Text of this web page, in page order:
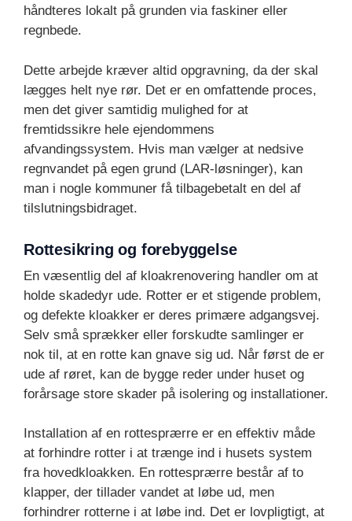
håndteres lokalt på grunden via faskiner eller
regnbede.
Dette arbejde kræver altid opgravning, da der skal
lægges helt nye rør. Det er en omfattende proces,
men det giver samtidig mulighed for at
fremtidssikre hele ejendommens
afvandingssystem. Hvis man vælger at nedsive
regnvandet på egen grund (LAR-løsninger), kan
man i nogle kommuner få tilbagebetalt en del af
tilslutningsbidraget.
Rottesikring og forebyggelse
En væsentlig del af kloakrenovering handler om at
holde skadedyr ude. Rotter er et stigende problem,
og defekte kloakker er deres primære adgangsvej.
Selv små sprækker eller forskudte samlinger er
nok til, at en rotte kan gnave sig ud. Når først de er
ude af røret, kan de bygge reder under huset og
forårsage store skader på isolering og installationer.
Installation af en rottesprærre er en effektiv måde
at forhindre rotter i at trænge ind i husets system
fra hovedkloakken. En rottesprærre består af to
klapper, der tillader vandet at løbe ud, men
forhindrer rotterne i at løbe ind. Det er lovpligtigt, at